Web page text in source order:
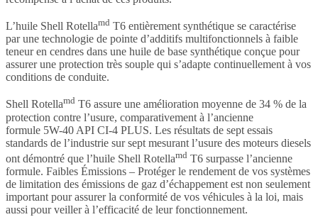
L’huile Shell Rotellamd T6 entièrement synthétique se caractérise
par une technologie de pointe d’additifs multifonctionnels à faible
teneur en cendres dans une huile de base synthétique conçue pour
assurer une protection très souple qui s’adapte continuellement à vos
conditions de conduite.
Shell Rotellamd T6 assure une amélioration moyenne de 34 % de la
protection contre l’usure, comparativement à l’ancienne
formule 5W-40 API CI-4 PLUS. Les résultats de sept essais
standards de l’industrie sur sept mesurant l’usure des moteurs diesels
ont démontré que l’huile Shell Rotellamd T6 surpasse l’ancienne
formule. Faibles Émissions – Protéger le rendement de vos systèmes
de limitation des émissions de gaz d’échappement est non seulement
important pour assurer la conformité de vos véhicules à la loi, mais
aussi pour veiller à l’efficacité de leur fonctionnement.